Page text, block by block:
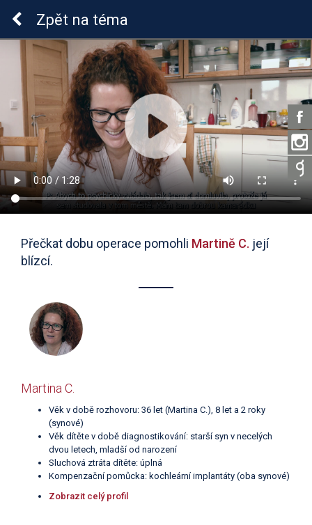
Sluchová vada u dětí
Zpět na téma
Přečkat dobu operace pomohli Martině C. její
blízcí.
Martina C.
Věk v době rozhovoru: 36 let (Martina C.), 8 let a 2 roky
(synové)
Věk dítěte v době diagnostikování: starší syn v necelých
dvou letech, mladší od narození
Sluchová ztráta dítěte: úplná
Kompenzační pomůcka: kochleární implantáty (oba synové)
Zobrazit celý profil